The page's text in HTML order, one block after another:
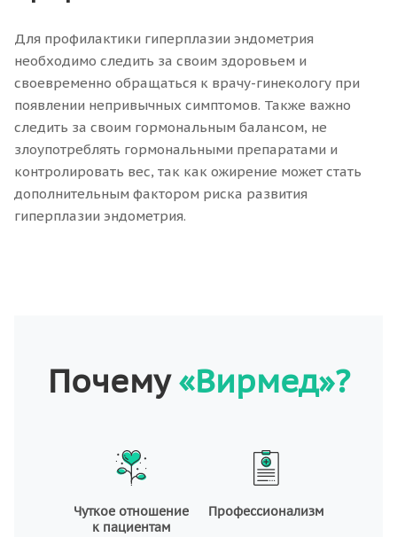
Для профилактики гиперплазии эндометрия
необходимо следить за своим здоровьем и
своевременно обращаться к врачу-гинекологу при
появлении непривычных симптомов. Также важно
следить за своим гормональным балансом, не
злоупотреблять гормональными препаратами и
контролировать вес, так как ожирение может стать
дополнительным фактором риска развития
гиперплазии эндометрия.
Почему«Вирмед»?
Чуткое отношение
к пациентам
Профессионализм